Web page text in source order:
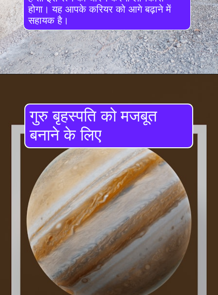
होगा। यह आपके करियर को आगे बढ़ाने में
सहायक है।
गुरु बृहस्पति को मजबूत
बनाने के लिए